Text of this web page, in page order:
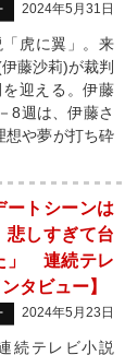
2024年5月31日
虎に翼」。来
藤沙莉)が裁判
迎える。伊藤
8週は、伊藤さ
や夢が打ち砕
トシーンは
悲しすぎて台
」 連続テレ
タビュー】
2024年5月23日
続テレビ小説